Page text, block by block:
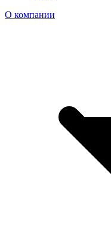
О компании